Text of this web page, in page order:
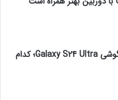
بررسی رنگ بندی گوشی Galaxy S24 Ultra؛ کدام